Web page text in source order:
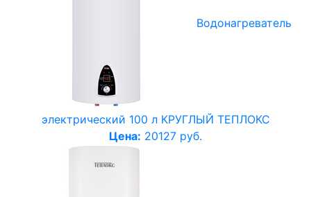
Водонагреватель
электрический 100 л КРУГЛЫЙ ТЕПЛОКС
Цена: 20127 руб.